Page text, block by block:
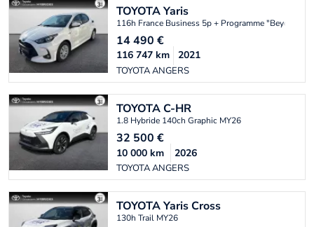
TOYOTAYaris
116h France Business 5p + Programme "Beyond
14 490 €
TOYOTA ANGERS
116 747 km 2021
TOYOTAC-HR
1.8 Hybride 140ch Graphic MY26
32 500 €
TOYOTA ANGERS
10 000 km 2026
TOYOTAYaris Cross
130h Trail MY26